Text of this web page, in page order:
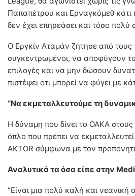
Παπαπέτρου και Ερναγκόμεθ κάτι
δεν έχει επηρεάσει και τόσο
Ο Εργκίν Αταμάν ζήτησε από τους
συγκεντρωμένοι, να αποφύγουν τα
επιλογές και να μην δώσουν
πιστέψει οτι μπορεί να φύγει με
“Να εκμεταλλευτούμε τη
Η δύναμη που δίνει το ΟΑΚΑ στους
όπλο που πρέπει να
AKTOR σύμφωνα με τον
Αναλυτικά τα όσα είπε στην
“Είναι μια πολύ καλή και νεανική